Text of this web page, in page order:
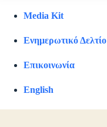
Media Kit
Ενημερωτικό Δελτίο
Επικοινωνία
English